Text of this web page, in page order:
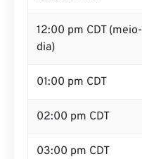
12:00 pm CDT (meio-
dia)
01:00 pm CDT
02:00 pm CDT
03:00 pm CDT